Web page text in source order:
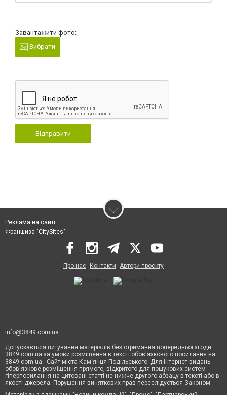
Завантажити фото:
Вибрати
Відправити
Реклама на сайті
Франшиза "CitySites"
Про нас Контакти Автори проєкту
info@3849.com.ua
Допускається цитування матеріалів без отримання попередньої згоди
3849.com.ua за умови розміщення в тексті обов'язкового посилання на
3849.com.ua - Сайт міста Кам'янця-Подільського. Для інтернет-видань
обов'язкове розміщення прямого, відкритого для пошукових систем
гіперпосилання на цитовані статті не нижче другого абзацу в тексті або в
якості джерела. Порушення виняткових прав переслідується Законом.